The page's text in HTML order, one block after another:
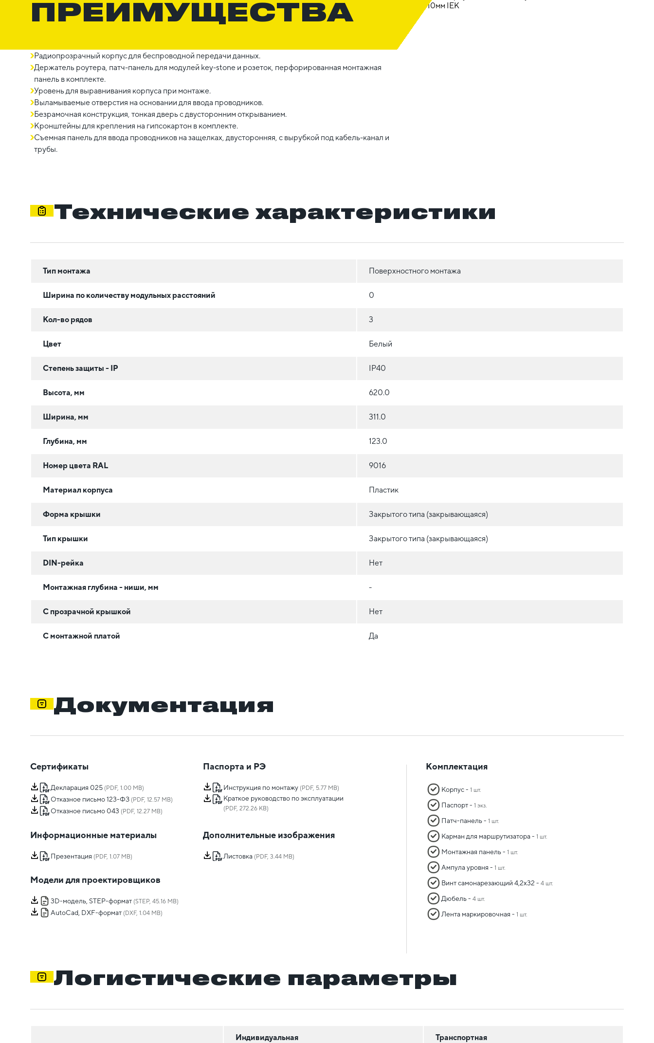
ПРЕИМУЩЕСТВА
Радиопрозрачный корпус для беспроводной передачи данных.
Держатель роутера, патч-панель для модулей key-stone и розеток, перфорированная монтажная
панель в комплекте.
Уровень для выравнивания корпуса при монтаже.
Выламываемые отверстия на основании для ввода проводников.
Безрамочная конструкция, тонкая дверь с двусторонним открыванием.
Кронштейны для крепления на гипсокартон в комплекте.
Съемная панель для ввода проводников на защелках, двусторонняя, с вырубкой под кабель-канал и
трубы.
Технические характеристики
Тип монтажа Поверхностного монтажа
Ширина по количеству модульных расстояний 0
Кол-во рядов 3
Цвет Белый
Степень защиты - IP IP40
Высота, мм 620.0
Ширина, мм 311.0
Глубина, мм 123.0
Номер цвета RAL 9016
Материал корпуса Пластик
Форма крышки Закрытого типа (закрывающаяся)
Тип крышки Закрытого типа (закрывающаяся)
DIN-рейка Нет
Монтажная глубина - ниши, мм -
С прозрачной крышкой Нет
С монтажной платой Да
Документация
Сертификаты
Декларация 025 (PDF, 1.00 MB)
Отказное письмо 123-ФЗ (PDF, 12.57 MB)
Отказное письмо 043 (PDF, 12.27 MB)
Паспорта и РЭ
Инструкция по монтажу(PDF, 5.77 MB)
Краткое руководство по эксплуатации
(PDF, 272.26 KB)
Информационные материалы
Презентация (PDF, 1.07 MB)
Дополнительные изображения
Листовка(PDF, 3.44 MB)
Модели для проектировщиков
3D-модель, STEP-формат (STEP, 45.16 MB)
AutoCad, DXF-формат (DXF, 1.04 MB)
Комплектация
Корпус -1 шт.
Паспорт -1 экз.
Патч-панель -1 шт.
Карман для маршрутизатора -1 шт.
Монтажная панель -1 шт.
Ампула уровня -1 шт.
Винт самонарезающий 4,2х32 -4 шт.
Дюбель -4 шт.
Лента маркировочная -1 шт.
Логистические параметры
Индивидуальная Транспортная